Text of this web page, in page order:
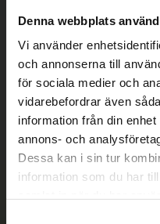
Denna webbplats
Vi använder
och annonserna till
för sociala medier och
vidarebefordrar även
information från din
annons- och
Dessa kan i sin tur
information som du har
||
||
Hämta på